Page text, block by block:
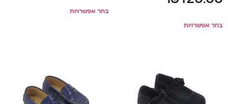
בחר אפשרויות
בחר אפשרויות